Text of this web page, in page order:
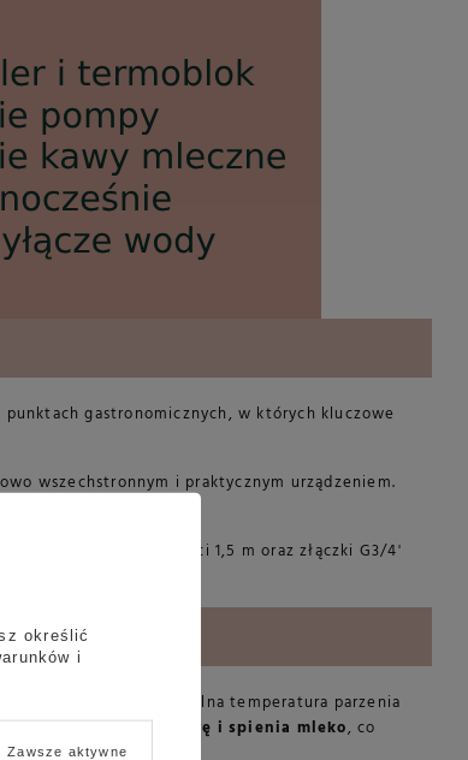
gastronomicznych, w których kluczowe
wszechstronnym i praktycznym urządzeniem.
przewód 6 mm o długości 1,5 m oraz złączki G3/4'
gotowość do pracy. Stabilna temperatura parzenia
jednocześnie parzy kawę i spienia mleko, co
określić
i
Zawsze aktywne